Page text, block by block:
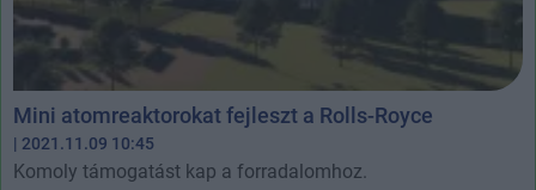
Mini atomreaktorokat fejleszt a Rolls-Royce
| 2021.11.09 10:45
Komoly támogatást kap a forradalomhoz.